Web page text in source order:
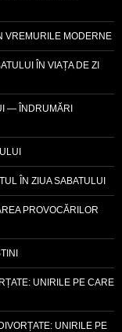
VREMURILE MODERNE
ÎN VIAȚA DE ZI
— ÎNDRUMĂRI
ÎN ZIUA SABATULUI
PROVOCĂRILOR
UNIRILE PE CARE
UNIRILE PE